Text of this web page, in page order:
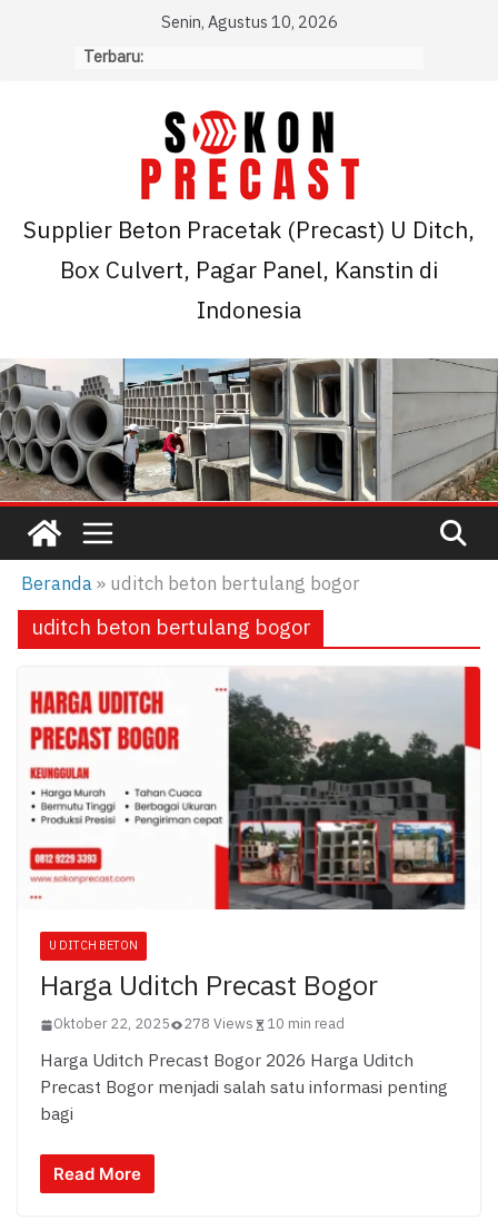
Senin, Agustus 10, 2026
Terbaru:
Supplier Beton Pracetak (Precast) U Ditch,
Box Culvert, Pagar Panel, Kanstin di
Indonesia
Beranda» uditch beton bertulang bogor
uditch beton bertulang bogor
U DITCH BETON
Harga Uditch Precast Bogor
Oktober 22, 2025 278 Views 10 min read
Harga Uditch Precast Bogor 2026 Harga Uditch
Precast Bogor menjadi salah satu informasi penting
bagi
Read More